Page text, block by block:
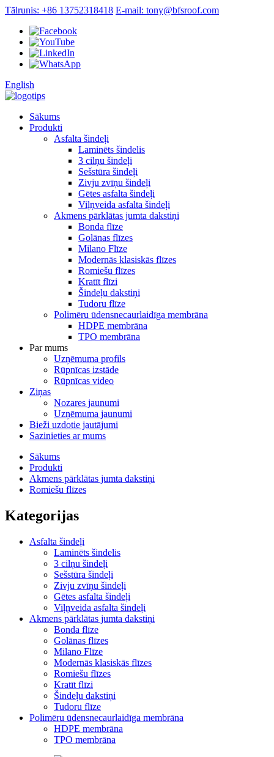
Tālrunis: +86 13752318418 E-mail: tony@bfsroof.com
English
Sākums
Produkti
Asfalta šindeļi
Laminēts šindelis
3 cilņu šindeļi
Sešstūra šindeļi
Zivju zvīņu šindeļi
Gētes asfalta šindeļi
Viļņveida asfalta šindeļi
Akmens pārklātas jumta dakstiņi
Bonda flīze
Golānas flīzes
Milano Flīze
Modernās klasiskās flīzes
Romiešu flīzes
Kratīt flīzi
Šindeļu dakstiņi
Tudoru flīze
Polimēru ūdensnecaurlaidīga membrāna
HDPE membrāna
TPO membrāna
Par mums
Uzņēmuma profils
Rūpnīcas izstāde
Rūpnīcas video
Ziņas
Nozares jaunumi
Uzņēmuma jaunumi
Bieži uzdotie jautājumi
Sazinieties ar mums
Sākums
Produkti
Akmens pārklātas jumta dakstiņi
Romiešu flīzes
Kategorijas
Asfalta šindeļi
Laminēts šindelis
3 cilņu šindeļi
Sešstūra šindeļi
Zivju zvīņu šindeļi
Gētes asfalta šindeļi
Viļņveida asfalta šindeļi
Akmens pārklātas jumta dakstiņi
Bonda flīze
Golānas flīzes
Milano Flīze
Modernās klasiskās flīzes
Romiešu flīzes
Kratīt flīzi
Šindeļu dakstiņi
Tudoru flīze
Polimēru ūdensnecaurlaidīga membrāna
HDPE membrāna
TPO membrāna